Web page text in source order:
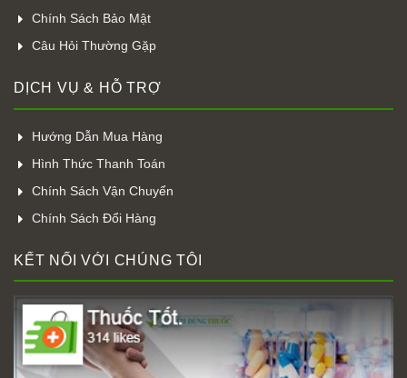
Chính Sách Bảo Mật
Câu Hỏi Thường Gặp
DỊCH VỤ & HỖ TRỢ
Hướng Dẫn Mua Hàng
Hình Thức Thanh Toán
Chính Sách Vận Chuyển
Chính Sách Đổi Hàng
KẾT NỐI VỚI CHÚNG TÔI